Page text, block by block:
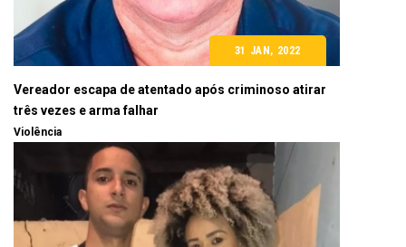
31 JAN, 2022
Vereador escapa de atentado após criminoso atirar
três vezes e arma falhar
Violência